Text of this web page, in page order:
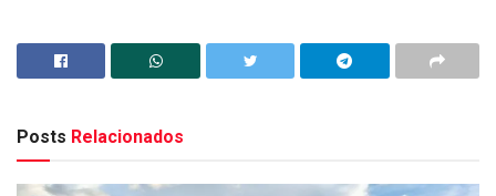
Posts Relacionados